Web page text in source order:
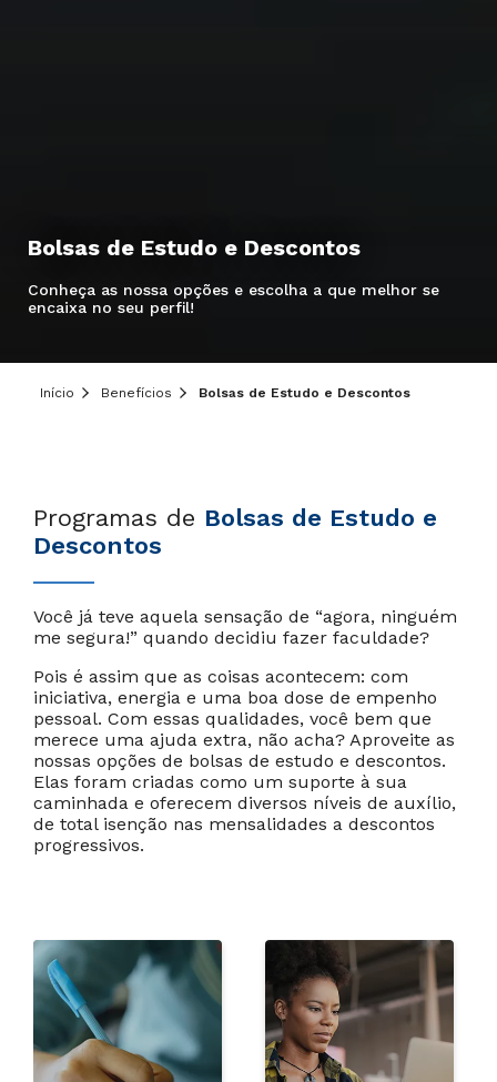
Bolsas de Estudo e Descontos
Conheça as nossa opções e escolha a que melhor se
encaixa no seu perfil!
Início Benefícios Bolsas de Estudo e Descontos
Programas de Bolsas de Estudo e
Descontos
Você já teve aquela sensação de “agora, ninguém
me segura!” quando decidiu fazer faculdade?
Pois é assim que as coisas acontecem: com
iniciativa, energia e uma boa dose de empenho
pessoal. Com essas qualidades, você bem que
merece uma ajuda extra, não acha? Aproveite as
nossas opções de bolsas de estudo e descontos.
Elas foram criadas como um suporte à sua
caminhada e oferecem diversos níveis de auxílio,
de total isenção nas mensalidades a descontos
progressivos.
Hei, você ainda tem dúvidas?
Precisa de mais informações sobre o curso,
Deixe aqui o seu contato que um de nossos
consultores irá te ajudar!